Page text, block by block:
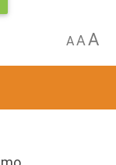
AAA